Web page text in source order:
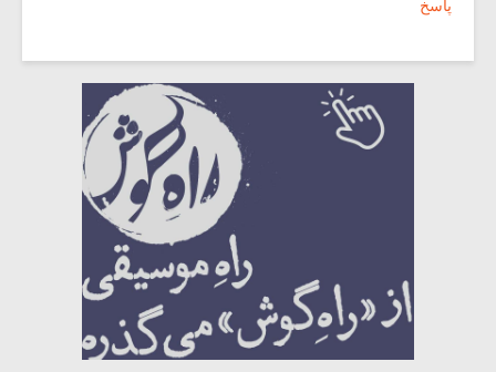
پاسخ